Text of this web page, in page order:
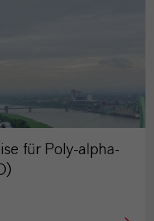
für Poly-alpha-